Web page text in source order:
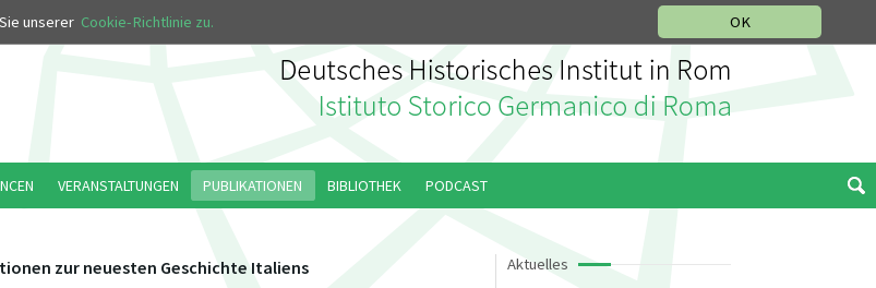
OK
unserer Cookie-Richtlinie zu.
Aktuelles
zur neuesten Geschichte Italiens
VERANSTALTUNGEN PUBLIKATIONEN BIBLIOTHEK PODCAST